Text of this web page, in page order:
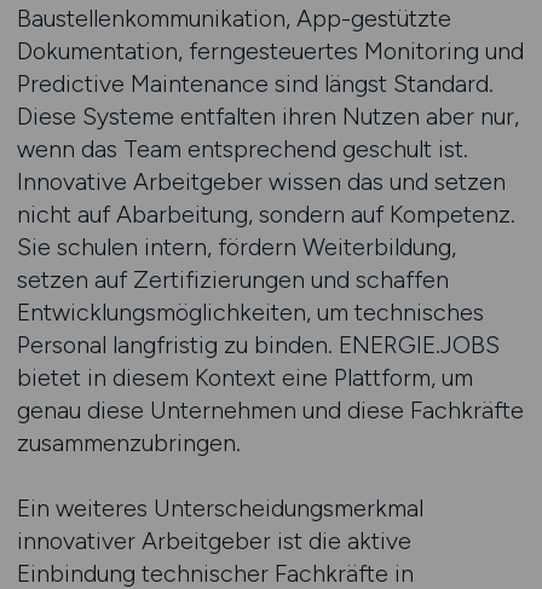
Baustellenkommunikation, App-gestützte
Dokumentation, ferngesteuertes Monitoring und
Predictive Maintenance sind längst Standard.
Diese Systeme entfalten ihren Nutzen aber nur,
wenn das Team entsprechend geschult ist.
Innovative Arbeitgeber wissen das und setzen
nicht auf Abarbeitung, sondern auf Kompetenz.
Sie schulen intern, fördern Weiterbildung,
setzen auf Zertifizierungen und schaffen
Entwicklungsmöglichkeiten, um technisches
Personal langfristig zu binden. ENERGIE.JOBS
bietet in diesem Kontext eine Plattform, um
genau diese Unternehmen und diese Fachkräfte
zusammenzubringen.
Ein weiteres Unterscheidungsmerkmal
innovativer Arbeitgeber ist die aktive
Einbindung technischer Fachkräfte in